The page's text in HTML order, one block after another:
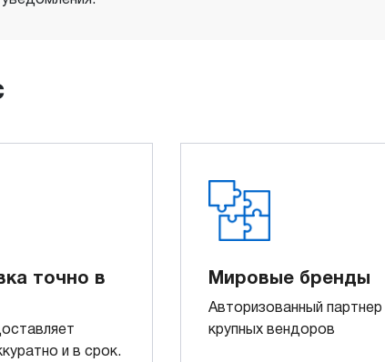
точно в
и в срок.
Мировые бренды
Авторизованный партнер
крупных вендоров